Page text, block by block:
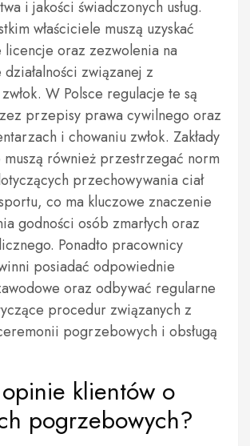
i jakości świadczonych usług.
właściciele muszą uzyskać
oraz zezwolenia na
związanej z
W Polsce regulacje te są
przepisy prawa cywilnego oraz
i chowaniu zwłok. Zakłady
również przestrzegać norm
przechowywania ciał
co ma kluczowe znaczenie
godności osób zmarłych oraz
Ponadto pracownicy
posiadać odpowiednie
oraz odbywać regularne
procedur związanych z
pogrzebowych i obsługą
opinie klientów o
pogrzebowych?